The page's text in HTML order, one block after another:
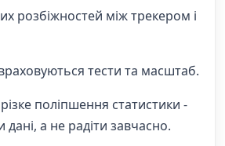
розбіжностей між трекером і
тести та масштаб.
поліпшення статистики -
дані, а не радіти завчасно.